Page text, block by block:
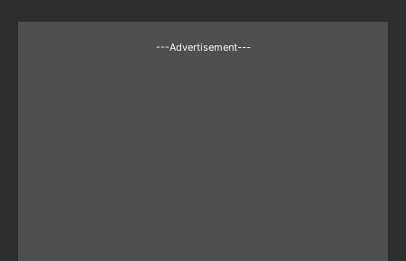
---Advertisement---